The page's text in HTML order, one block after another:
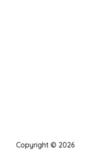
Copyright © 2026